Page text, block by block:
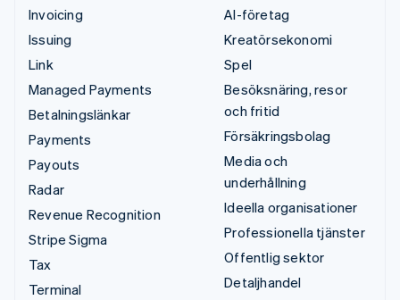
Invoicing
Issuing
Link
Managed Payments
Betalningslänkar
Payments
Payouts
Radar
Revenue Recognition
Stripe Sigma
Tax
Terminal
AI-företag
Kreatörsekonomi
Spel
Besöksnäring, resor
och fritid
Försäkringsbolag
Media och
underhållning
Ideella organisationer
Professionella tjänster
Offentlig sektor
Detaljhandel